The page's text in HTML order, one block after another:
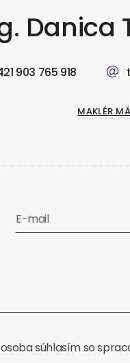
Danica
903 765 918
MAKLÉR
E-mail
súhlasím so